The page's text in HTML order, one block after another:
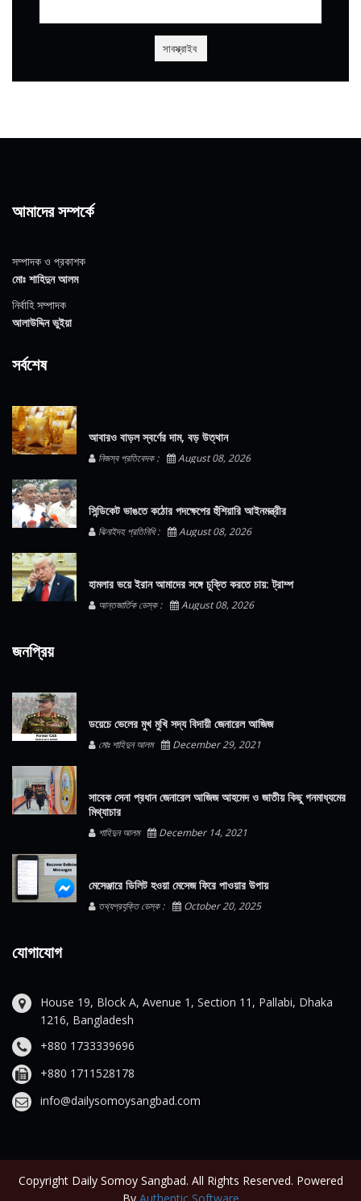
আমাদের সম্পর্কে
সম্পাদক ও প্রকাশক
মোঃ শাহিদুন আলম
নির্বাহি সম্পাদক
আলাউদ্দিন ভুইয়া
সর্বশেষ
আবারও বাড়ল স্বর্ণের দাম, বড় উত্থান
নিজস্ব প্রতিবেদক : August 08, 2026
সিন্ডিকেট ভাঙতে কঠোর পদক্ষেপের হুঁশিয়ারি আইনমন্ত্রীর
ঝিনাইদহ প্রতিনিধি : August 08, 2026
হামলার ভয়ে ইরান আমাদের সঙ্গে চুক্তি করতে চায়: ট্রাম্প
আন্তজার্তিক ডেস্ক : August 08, 2026
জনপ্রিয়
ডয়েচে ভেলের মুখ মুখি সদ্য বিদায়ী জেনারেল আজিজ
মোঃ শাহিদুন আলম December 29, 2021
সাবেক সেনা প্রধান জেনারেল আজিজ আহমেদ ও জাতীয় কিছু গনমাধ্যমের
মিথ্যাচার
শাহিদুন আলম December 14, 2021
মেসেঞ্জারে ডিলিট হওয়া মেসেজ ফিরে পাওয়ার উপায়
তথ্যপ্রযুক্তি ডেস্ক : October 20, 2025
যোগাযোগ
House 19, Block A, Avenue 1, Section 11, Pallabi, Dhaka
1216, Bangladesh
+880 1733339696
+880 1711528178
info@dailysomoysangbad.com
Copyright Daily Somoy Sangbad. All Rights Reserved. Powered